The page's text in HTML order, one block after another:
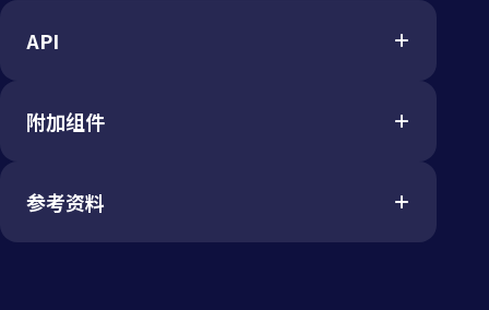
API
API*
API 语言
附加组件
配置工具
显示设置与校准工具，助您快速且轻
参考资料